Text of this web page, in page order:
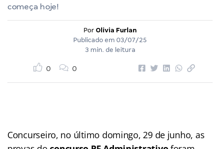
começa hoje!
Por Olivia Furlan
Publicado em 03/07/25
3 min. de leitura
0 0
Concurseiro, no último domingo, 29 de junho, as